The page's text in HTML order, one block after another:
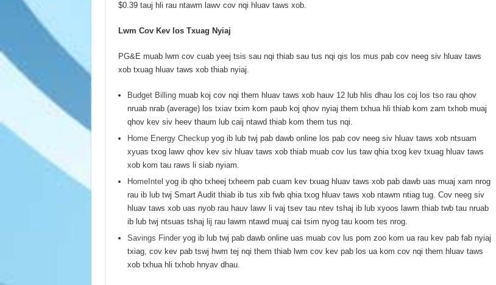
$0.39 tauj hli rau ntawm lawv cov nqi hluav taws xob.
Lwm Cov Kev los Txuag Nyiaj
PG&E muab lwm cov cuab yeej tsis sau nqi thiab sau tus nqi qis los mus pab cov neeg siv hluav taws
xob txuag hluav taws xob thiab nyiaj.
Budget Billingmuab koj cov nqi them hluav taws xob hauv 12 lub hlis dhau los coj los tso rau qhov
nruab nrab (average) los txiav txim kom paub koj qhov nyiaj them txhua hli thiab kom zam txhob muaj
qhov kev siv heev thaum lub caij ntawd thiab kom them tus nqi.
Home Energy Checkupyog ib lub twj pab dawb online los pab cov neeg siv hluav taws xob ntsuam
xyuas txog lawv qhov kev siv hluav taws xob thiab muab cov lus taw qhia txog kev txuag hluav taws
xob kom tau raws li siab nyiam.
HomeIntel yog ib qho txheej txheem pab cuam kev txuag hluav taws xob pab dawb uas muaj xam nrog
rau ib lub twj Smart Audit thiab ib tus xib fwb qhia txog hluav taws xob ntawm ntiag tug. Cov neeg siv
hluav taws xob uas nyob rau hauv lawv li vaj tsev tau ntev tshaj ib lub xyoos lawm thiab twb tau nruab
ib lub twj ntsuas tshaj lij rau lawm ntawd muaj cai tsim nyog tau koom tes nrog.
Savings Finderyog ib lub twj pab dawb online uas muab cov lus pom zoo kom ua rau kev pab fab nyiaj
txiag, cov kev pab tswj hwm tej nqi them thiab lwm cov kev pab los ua kom cov nqi them hluav taws
xob txhua hli txhob hnyav dhau.